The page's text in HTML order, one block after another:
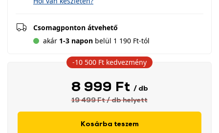
Csomagponton átvehető
akár 1-3 napon belül 1 190 Ft-tól
8 999 Ft / db
19 499 Ft/ dbhelyett
Kosárba teszem
-10 500 Ft kedvezmény